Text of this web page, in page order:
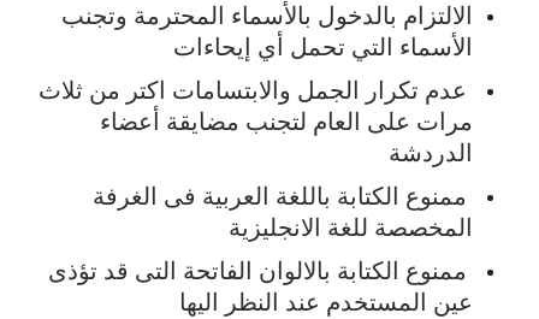
الالتزام بالدخول بالأسماء المحترمة وتجنب
الأسماء التي تحمل أي إيحاءات
عدم تكرار الجمل والابتسامات اكتر من ثلاث
مرات على العام لتجنب مضايقة أعضاء
الدردشة
ممنوع الكتابة باللغة العربية فى الغرفة
المخصصة للغة الانجليزية
ممنوع الكتابة بالالوان الفاتحة التى قد تؤذى
عين المستخدم عند النظر اليها